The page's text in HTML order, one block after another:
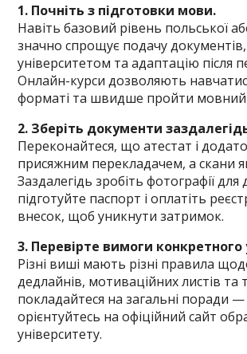
1. Почніть з підготовки мови.
Навіть базовий рівень польської
значно спрощує подачу
університетом та адаптацію після
Онлайн-курси дозволяють
форматі та швидше пройти мовний
2. Зберіть документи
Переконайтеся, що атестат і
присяжним перекладачем, а скани
Заздалегідь зробіть фотографії для
підготуйте паспорт і оплатіть
внесок, щоб уникнути затримок.
3. Перевірте вимоги конкретного
Різні виші мають різні правила
дедлайнів, мотиваційних листів та
покладайтеся на загальні поради
орієнтуйтесь на офіційний сайт
університету.